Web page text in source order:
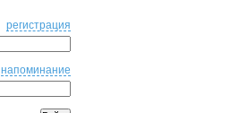
регистрация
напоминание